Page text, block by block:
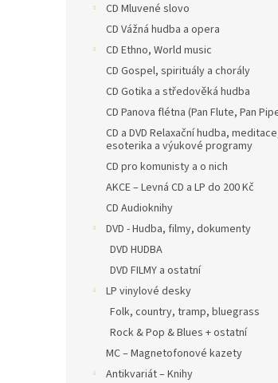
CD Mluvené slovo
CD Vážná hudba a opera
CD Ethno, World music
CD Gospel, spirituály a chorály
CD Gotika a středověká hudba
CD Panova flétna (Pan Flute, Pan
CD a DVD Relaxační hudba,
esoterika a výukové programy
CD pro komunisty a o nich
AKCE – Levná CD a LP do 200 Kč
CD Audioknihy
DVD - Hudba, filmy, dokumenty
DVD HUDBA
DVD FILMY a ostatní
LP vinylové desky
Folk, country, tramp, bluegrass
Rock & Pop & Blues + ostatní
MC – Magnetofonové kazety
Antikvariát – Knihy